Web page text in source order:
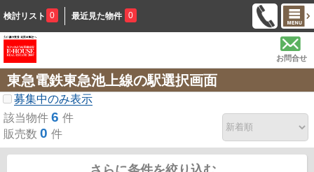
検討リスト 0 最近見た物件 0
お問合せ
東急電鉄東急池上線の駅選択画面
募集中のみ表示
該当物件 6 件
販売数 0 件